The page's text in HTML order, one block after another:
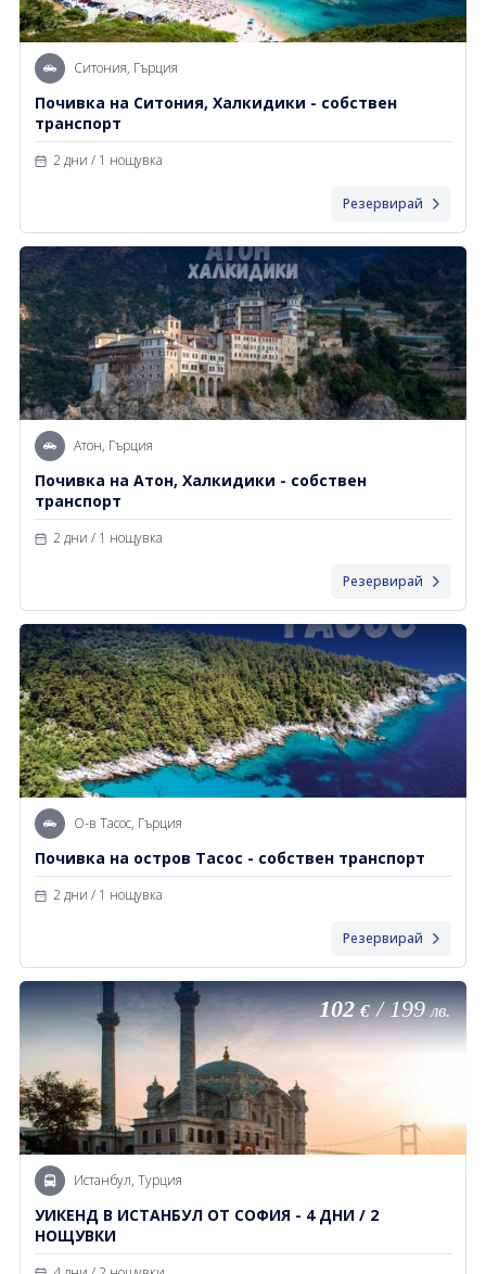
Ситония, Гърция
Почивка на Ситония, Халкидики - собствен
транспорт
2 дни / 1 нощувка
Резервирай
Атон, Гърция
Почивка на Атон, Халкидики - собствен
транспорт
2 дни / 1 нощувка
Резервирай
О-в Тасос, Гърция
Почивка на остров Тасос - собствен транспорт
2 дни / 1 нощувка
Резервирай
102 €/199 лв.
Истанбул, Турция
УИКЕНД В ИСТАНБУЛ ОТ СОФИЯ - 4 ДНИ / 2
НОЩУВКИ